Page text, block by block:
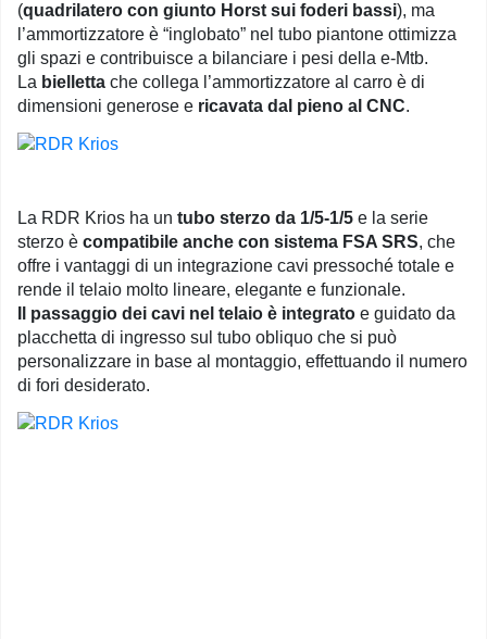
(quadrilatero con giunto Horst sui foderi bassi), ma
l’ammortizzatore è “inglobato” nel tubo piantone ottimizza
gli spazi e contribuisce a bilanciare i pesi della e-Mtb.
La bielletta che collega l’ammortizzatore al carro è di
dimensioni generose e ricavata dal pieno al CNC.
La RDR Krios ha un tubo sterzo da 1/5-1/5 e la serie
sterzo è compatibile anche con sistema FSA SRS, che
offre i vantaggi di un integrazione cavi pressoché totale e
rende il telaio molto lineare, elegante e funzionale.
Il passaggio dei cavi nel telaio è integrato e guidato da
placchetta di ingresso sul tubo obliquo che si può
personalizzare in base al montaggio, effettuando il numero
di fori desiderato.